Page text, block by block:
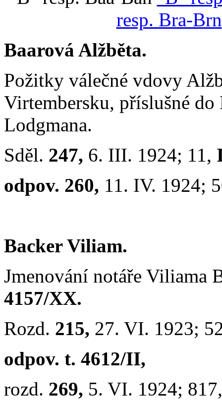
resp. Bra-Brn
Baarová Alžběta.
Požitky válečné vdovy
Virtembersku, příslušné
Lodgmana.
Sděl. 247, 6. III. 1924; 11,
odpov. 260, 11. IV. 1924;
Backer Viliam.
Jmenování notáře Viliama
4157/XX.
Rozd. 215, 27. VI. 1923;
odpov. t. 4612/II,
rozd. 269, 5. VI. 1924;